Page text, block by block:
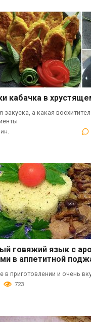
кабачка в
закуска, а какая
говяжий язык с
в аппетитной
в приготовлении и очень
723